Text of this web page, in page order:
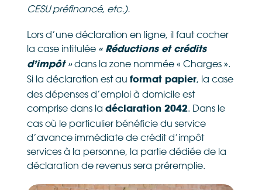
CESU préfinancé, etc.).
Lors d’une déclaration en ligne, il faut cocher
la case intitulée « Réductions et crédits
d’impôt »dans la zone nommée « Charges ».
Si la déclaration est au format papier, la case
des dépenses d’emploi à domicile est
comprise dans la déclaration 2042. Dans le
cas où le particulier bénéficie du service
d’avance immédiate de crédit d’impôt
services à la personne, la partie dédiée de la
déclaration de revenus sera préremplie.